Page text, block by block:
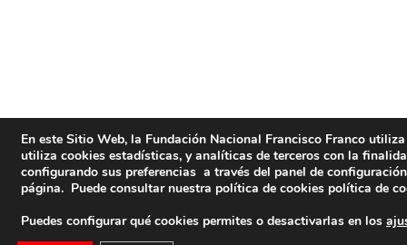
En este Sitio Web, la Fundación Nacional Francisco Franco
utiliza cookies estadísticas, y analíticas de terceros con la
configurando sus preferencias a través del panel de
página. Puede consultar nuestra política de cookies política de
Puedes configurar qué cookies permites o desactivarlas en los